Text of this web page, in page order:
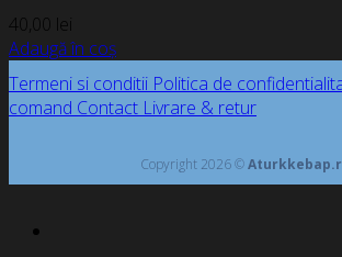
40,00 lei
Adaugă în coș
Termeni si conditii Politica de
comand Contact Livrare & retur
Copyright 2026 ©